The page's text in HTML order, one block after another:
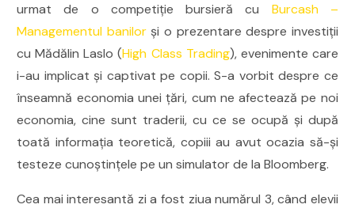
urmat de o competiție bursieră cu Burcash –
Managementul banilorși o prezentare despre investiții
cu Mădălin Laslo (High Class Trading), evenimente care
i-au implicat și captivat pe copii. S-a vorbit despre ce
înseamnă economia unei țări, cum ne afectează pe noi
economia, cine sunt traderii, cu ce se ocupă și după
toată informația teoretică, copiii au avut ocazia să-și
testeze cunoștințele pe un simulator de la Bloomberg.
Cea mai interesantă zi a fost ziua numărul 3, când elevii